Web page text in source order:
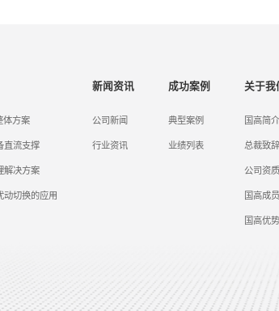
体方案
直流支撑
解决方案
动切换的应用
新闻资讯
公司新闻
行业资讯
成功案例
典型案例
业绩列表
关于我
国高简介
总裁致辞
公司资质
国高成员
国高优势